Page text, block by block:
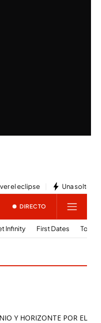
Y HORIZONTE POR EL